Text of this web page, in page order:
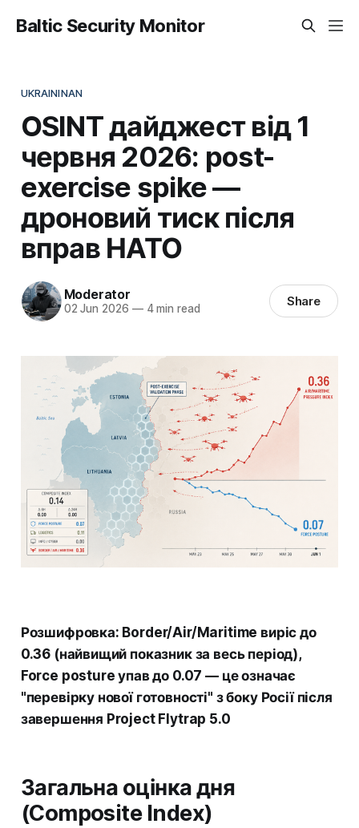
Baltic Security Monitor
UKRAININAN
OSINT дайджест від 1
червня 2026: post-
exercise spike —
дроновий тиск після
вправ НАТО
Moderator
02 Jun 2026 —4 min read Share
Розшифровка: Border/Air/Maritime виріс до
0.36 (найвищий показник за весь період),
Force posture упав до 0.07 — це означає
"перевірку нової готовності" з боку Росії після
завершення Project Flytrap 5.0
Загальна оцінка дня
(Composite Index)